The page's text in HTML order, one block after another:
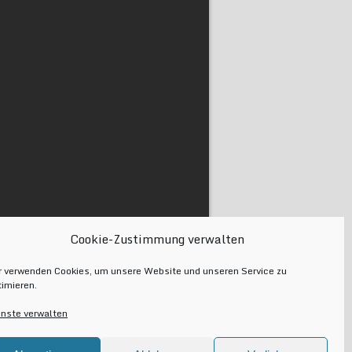
Cookie-Zustimmung verwalten
verwenden Cookies, um unsere Website und unseren Service zu
verwalten